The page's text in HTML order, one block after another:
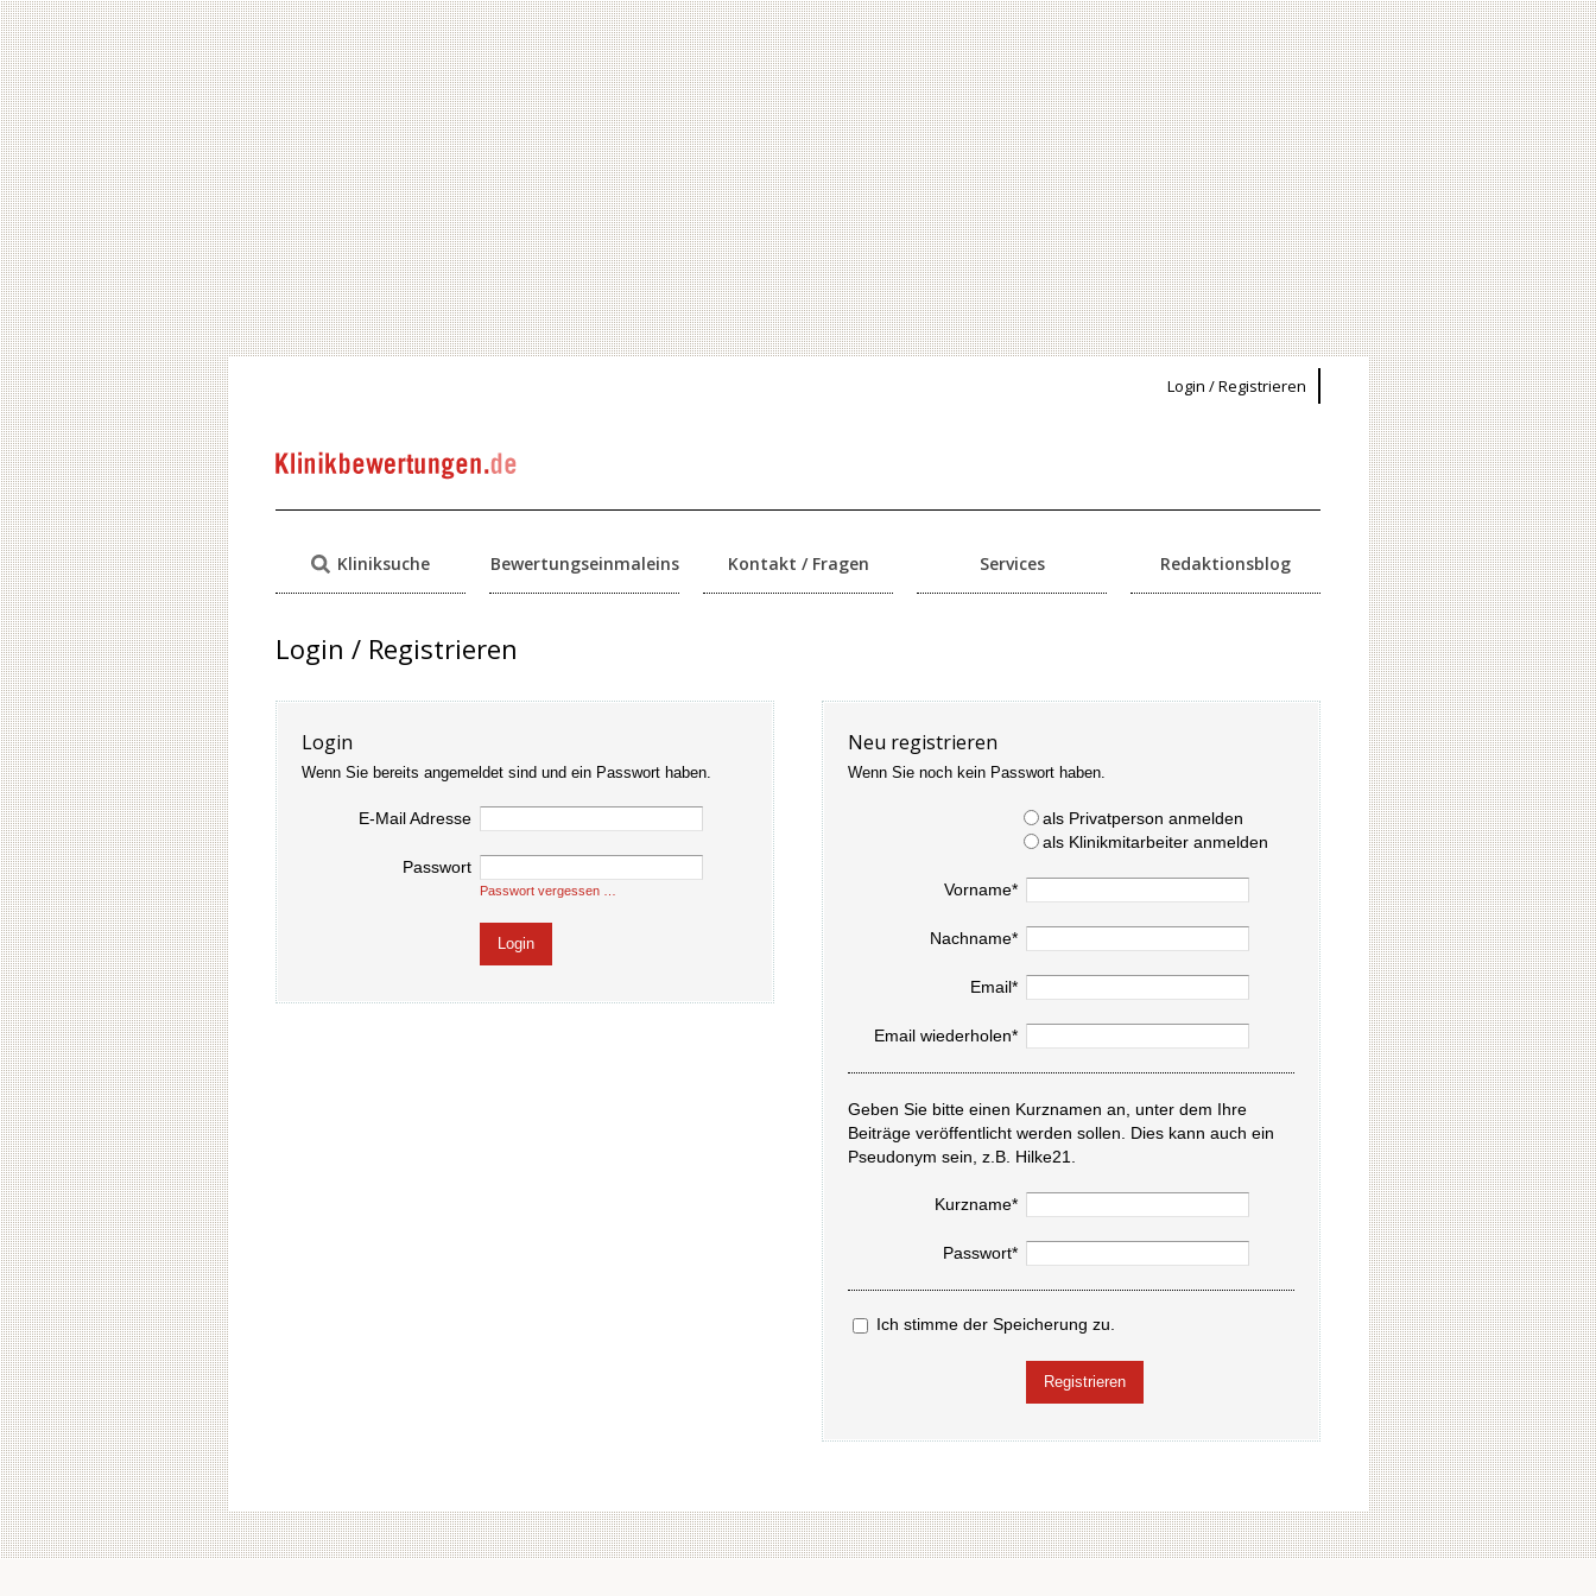
Login / Registrieren
Kliniksuche Bewertungseinmaleins Kontakt / Fragen Services Redaktionsblog
Login / Registrieren
Login
Wenn Sie bereits angemeldet sind und ein Passwort haben.
E-Mail Adresse
Passwort
Passwort vergessen …
Neu registrieren
Wenn Sie noch kein Passwort haben.
als Privatperson anmelden
als Klinikmitarbeiter anmelden
Vorname*
Nachname*
Email*
Email wiederholen*
Geben Sie bitte einen Kurznamen an, unter dem Ihre
Beiträge veröffentlicht werden sollen. Dies kann auch ein
Pseudonym sein, z.B. Hilke21.
Kurzname*
Passwort*
Ich stimme der Speicherung zu.